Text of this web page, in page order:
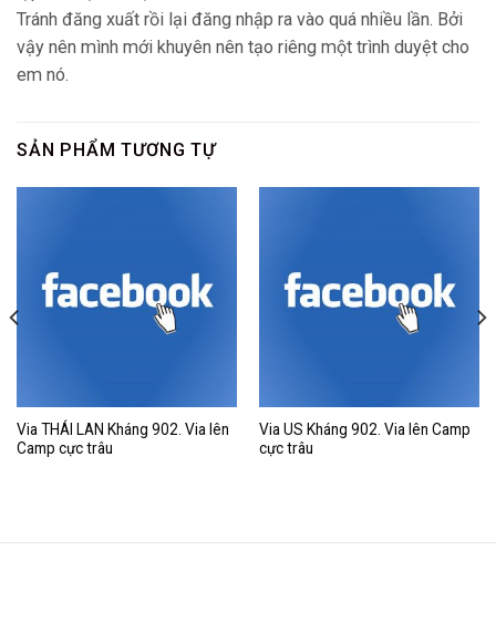
Tránh đăng xuất rồi lại đăng nhập ra vào quá nhiều lần. Bởi
vậy nên mình mới khuyên nên tạo riêng một trình duyệt cho
em nó.
SẢN PHẨM TƯƠNG TỰ
Via THÁI LAN Kháng 902. Via lên
Camp cực trâu
Via US Kháng 902. Via lên Camp
cực trâu